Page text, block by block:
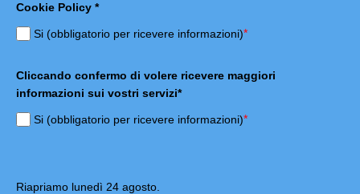
Cookie Policy *
Si (obbligatorio per ricevere informazioni)*
Cliccando confermo di volere ricevere maggiori
informazioni sui vostri servizi*
Si (obbligatorio per ricevere informazioni)*
Riapriamo lunedì 24 agosto.